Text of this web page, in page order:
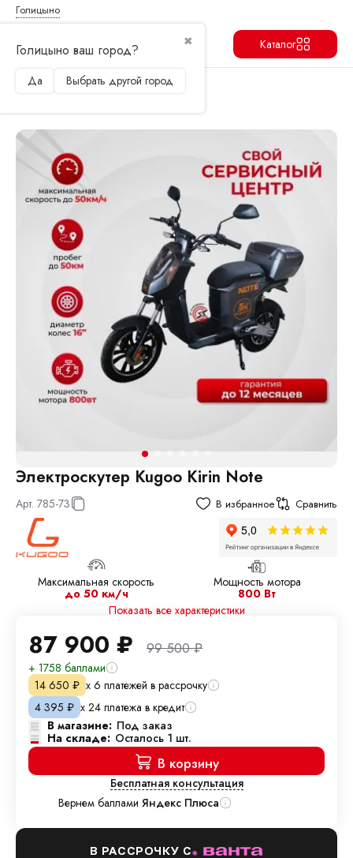
Голицыно
✖
Голицыно ваш город?
Да Выбрать другой город
Каталог
Главная Электроскутеры
Kugoo
Электроскутер Kugoo Kirin Note
Арт. 785-73 В избранное Сравнить
Максимальная скорость
до 50 км/ч
Мощность мотора
800 Вт
Показать все характеристики
87 900 ₽ 99 500₽
+ 1758 баллами
14 650 ₽ х 6 платежей в рассрочку
4 395 ₽ х 24 платежа в кредит
В магазине: Под заказ
На складе: Осталось 1 шт.
В корзину
Бесплатная консультация
Вернем баллами Яндекс Плюса
В РАССРОЧКУ С
Продолжить